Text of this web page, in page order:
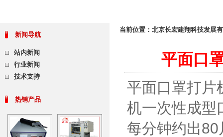
新闻导航
站内新闻
行业新闻
技术支持
热销产品
当前位置： 北京长宏建翔科技发展
平面口
平面口罩打片
机一次性成型
每分钟约出